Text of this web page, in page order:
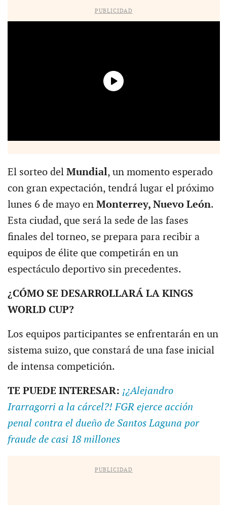
PUBLICIDAD
El sorteo del Mundial, un momento esperado
con gran expectación, tendrá lugar el próximo
lunes 6 de mayo en Monterrey, Nuevo León.
Esta ciudad, que será la sede de las fases
finales del torneo, se prepara para recibir a
equipos de élite que competirán en un
espectáculo deportivo sin precedentes.
¿CÓMO SE DESARROLLARÁ LA KINGS
WORLD CUP?
Los equipos participantes se enfrentarán en un
sistema suizo, que constará de una fase inicial
de intensa competición.
TE PUEDE INTERESAR: ¡¿Alejandro
Irarragorri a la cárcel?! FGR ejerce acción
penal contra el dueño de Santos Laguna por
fraude de casi 18 millones
PUBLICIDAD